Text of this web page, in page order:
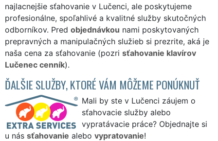
najlacnejšie sťahovanie v Lučenci, ale poskytujeme
profesionálne, spoľahlivé a kvalitné služby skutočných
odborníkov. Pred objednávkou nami poskytovaných
prepravných a manipulačných služieb si prezrite, aká je
naša cena za sťahovanie (pozri sťahovanie klavírov
Lučenec cenník).
ĎALŠIE SLUŽBY, KTORÉ VÁM MÔŽEME PONÚKNUŤ
Mali by ste v Lučenci záujem o
sťahovacie služby alebo
vypratávacie práce? Objednajte si
u nás sťahovanie alebo vypratovanie!